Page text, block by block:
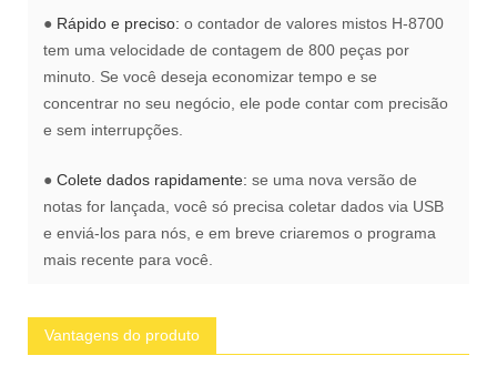
● Rápido e preciso: o contador de valores mistos H-8700
tem uma velocidade de contagem de 800 peças por
minuto. Se você deseja economizar tempo e se
concentrar no seu negócio, ele pode contar com precisão
e sem interrupções.
● Colete dados rapidamente: se uma nova versão de
notas for lançada, você só precisa coletar dados via USB
e enviá-los para nós, e em breve criaremos o programa
mais recente para você.
Vantagens do produto